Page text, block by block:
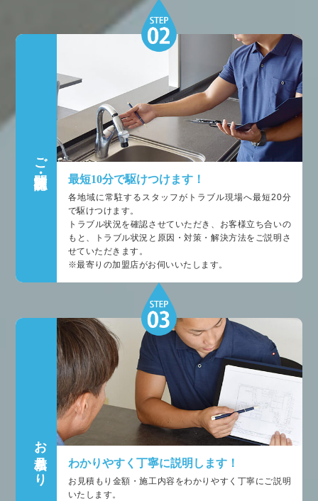
ご訪問・状況確認
最短10分で駆けつけます！
各地域に常駐するスタッフがトラブル現場へ最短20分
で駆けつけます。
トラブル状況を確認させていただき、お客様立ち合いの
もと、トラブル状況と原因・対策・解決方法をご説明さ
せていただきます。
※最寄りの加盟店がお伺いいたします。
お見積もり わかりやすく丁寧に説明します！
お見積もり金額・施工内容をわかりやすく丁寧にご説明
いたします。